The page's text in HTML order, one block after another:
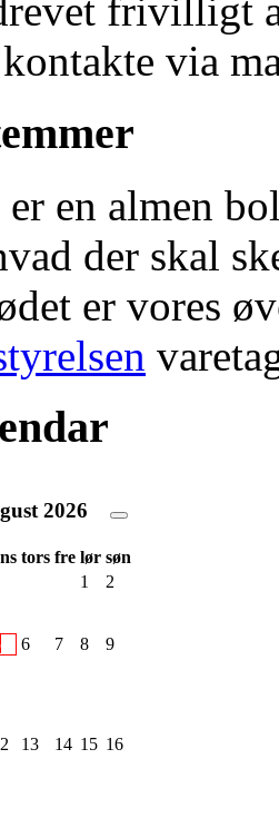
frivilligt
via
er en almen
der skal
er vores
2026
tors fre lør søn
1
2
6 7 8 9
13 14 15 16